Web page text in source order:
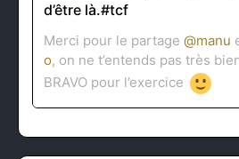
d’être là.#tcf
Merci pour le partage @manu
o, on ne t’entends pas très
BRAVO pour l’exercice